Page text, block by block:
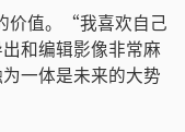
价值。“我喜欢自己
和编辑影像非常麻
一体是未来的大势